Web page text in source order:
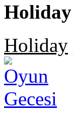
Holiday
Holiday